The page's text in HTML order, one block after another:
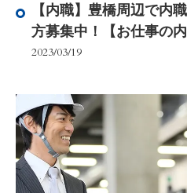
【内職】豊橋周辺で内
方募集中！【お仕事の内
2023/03/19